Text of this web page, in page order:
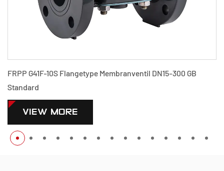
300 GB
PPH G41F-10S Flangetype Membranventil